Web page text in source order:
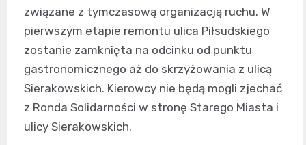
związane z tymczasową organizacją ruchu. W
pierwszym etapie remontu ulica Piłsudskiego
zostanie zamknięta na odcinku od punktu
gastronomicznego aż do skrzyżowania z ulicą
Sierakowskich. Kierowcy nie będą mogli zjechać
z Ronda Solidarności w stronę Starego Miasta i
ulicy Sierakowskich.